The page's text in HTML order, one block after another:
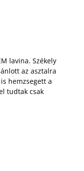
lavina. Székely
az asztalra
hemzsegett a
tudtak csak